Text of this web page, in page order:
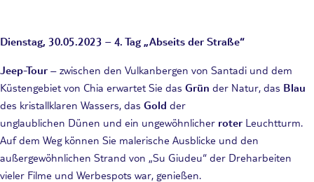
Dienstag, 30.05.2023 – 4. Tag „Abseits der Straße“
Jeep-Tour – zwischen den Vulkanbergen von Santadi und dem
Küstengebiet von Chia erwartet Sie das Grün der Natur, das Blau
des kristallklaren Wassers, das Gold der
unglaublichen Dünen und ein ungewöhnlicher roter Leuchtturm.
Auf dem Weg können Sie malerische Ausblicke und den
außergewöhnlichen Strand von „Su Giudeu“ der Dreharbeiten
vieler Filme und Werbespots war, genießen.